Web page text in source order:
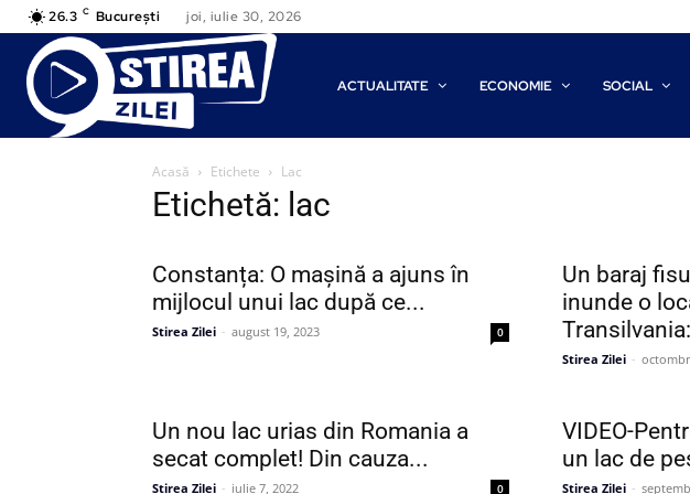
26.3 C București joi, iulie 30, 2026
ACTUALITATE ECONOMIE SOCIAL
Acasă Etichete Lac
Etichetă: lac
Constanța: O mașină a ajuns în
mijlocul unui lac după ce...
Stirea Zilei - august 19, 2023 0
Un baraj
inunde o
Stirea Zilei -
Un nou lac urias din Romania a
secat complet! Din cauza...
Stirea Zilei - iulie 7, 2022 0
VIDEO-
un lac de
Stirea Zilei -